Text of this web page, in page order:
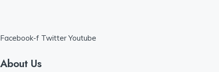
Facebook-f TwitterYoutube
About Us